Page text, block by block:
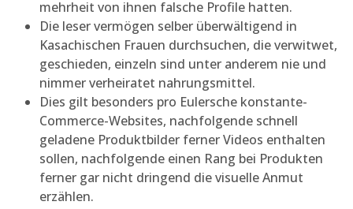
mehrheit von ihnen falsche Profile hatten.
Die leser vermögen selber überwältigend in
Kasachischen Frauen durchsuchen, die verwitwet,
geschieden, einzeln sind unter anderem nie und
nimmer verheiratet nahrungsmittel.
Dies gilt besonders pro Eulersche konstante-
Commerce-Websites, nachfolgende schnell
geladene Produktbilder ferner Videos enthalten
sollen, nachfolgende einen Rang bei Produkten
ferner gar nicht dringend die visuelle Anmut
erzählen.